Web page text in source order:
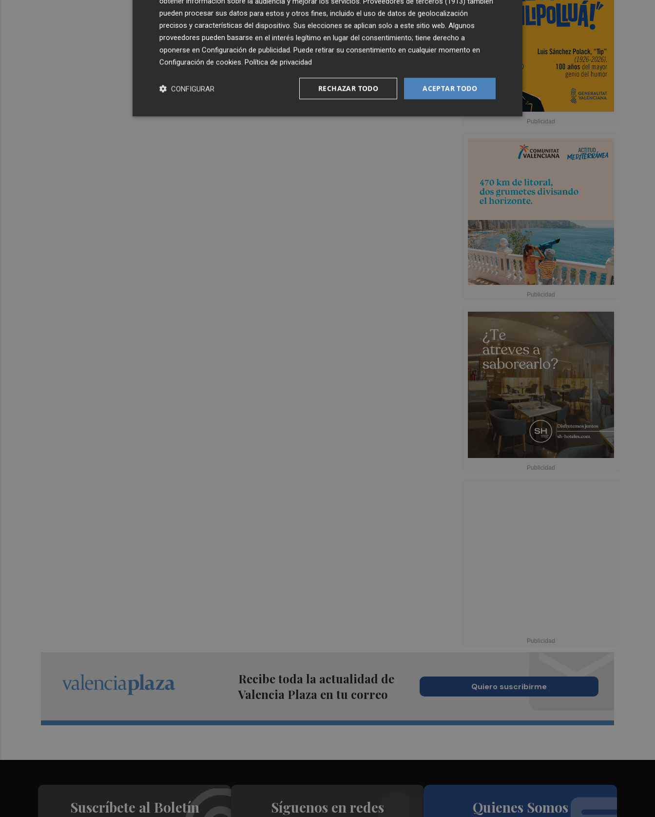
Recibe toda la actualidad de
Valencia Plaza en tu correo
Quiero suscribirme
Suscríbete al Boletín Síguenos en redes Quienes Somos
pueden procesar sus datos para estos y otros fines, incluido el uso de datos de geolocalización
precisos y características del dispositivo. Sus elecciones se aplican solo a este sitio web. Algunos
proveedores pueden basarse en el interés legítimo en lugar del consentimiento; tiene derecho a
oponerse en Configuración de publicidad. Puede retirar su consentimiento en cualquier momento en
Configuración de cookies. Política de privacidad
ACEPTAR TODO
RECHAZAR TODO
CONFIGURAR